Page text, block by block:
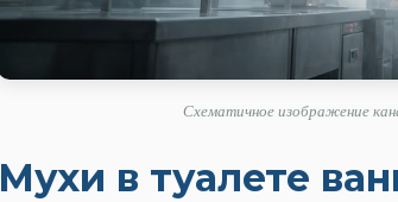
Схематичное изображение
Мухи в туалете